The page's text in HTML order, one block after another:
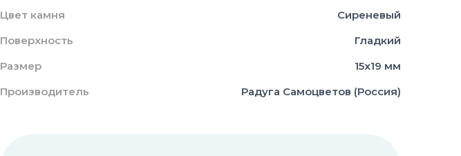
Цвет камня
Сиреневый
Поверхность
Гладкий
Размер
15х19 мм
Производитель
Радуга Самоцветов (Россия)